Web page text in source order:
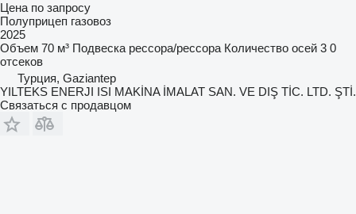
Цена по запросу
Полуприцеп газовоз
2025
Объем 70 м³ Подвеска рессора/рессора Количество осей 3 0
отсеков
Турция, Gaziantep
YILTEKS ENERJI ISI MAKİNA İMALAT SAN. VE DIŞ TİC. LTD. ŞTİ.
Связаться с продавцом